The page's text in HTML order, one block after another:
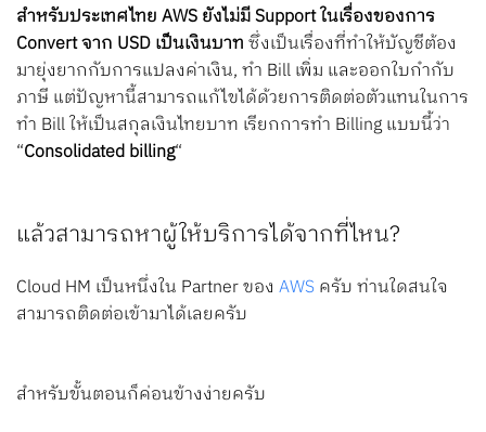
สำหรับประเทศไทย AWS ยังไม่มี Support ในเรื่องของการ
Convert จาก USD เป็นเงินบาทซึ่งเป็นเรื่องที่ทำให้บัญชีต้อง
มายุ่งยากกับการแปลงค่าเงิน, ทำ Bill เพิ่ม และออกใบกำกับ
ภาษี แต่ปัญหานี้สามารถแก้ไขได้ด้วยการติดต่อตัวแทนในการ
ทำ Bill ให้เป็นสกุลเงินไทยบาท เรียกการทำ Billing แบบนี้ว่า
“Consolidated billing“
แล้วสามารถหาผู้ให้บริการได้จากที่ไหน?
Cloud HM เป็นหนึ่งใน Partner ของ AWSครับ ท่านใดสนใจ
สามารถติดต่อเข้ามาได้เลยครับ
สำหรับขั้นตอนก็ค่อนข้างง่ายครับ